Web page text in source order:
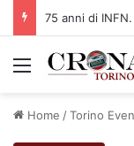
Menu
Home /Torino